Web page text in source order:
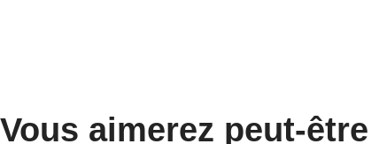
Vous aimerez peut-être